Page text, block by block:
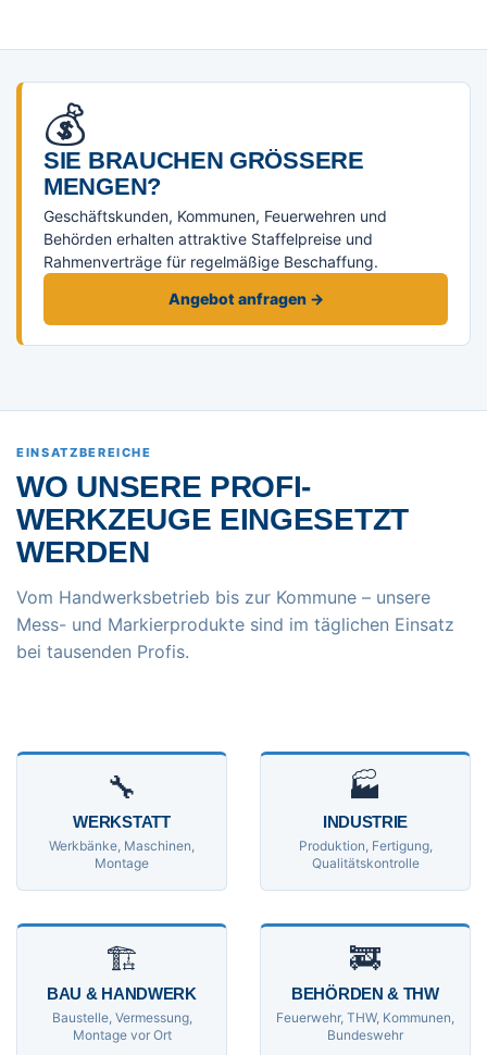
💰
SIE BRAUCHEN GRÖSSERE M
ENGEN?
Geschäftskunden, Kommunen, Feuerwehren und
Behörden erhalten attraktive Staffelpreise und
Rahmenverträge für regelmäßige Beschaffung.
Angebot anfragen →
EINSATZBEREICHE
WO UNSERE PROFI-
WERKZEUGE EINGESETZT
WERDEN
Vom Handwerksbetrieb bis zur Kommune – unsere
Mess- und Markierprodukte sind im täglichen Einsatz
bei tausenden Profis.
🔧
WERKSTATT
Werkbänke, Maschinen,
Montage
🏭
INDUSTRIE
Produktion, Fertigung,
Qualitätskontrolle
🏗
BAU & HANDWERK
Baustelle, Vermessung,
Montage vor Ort
🚒
BEHÖRDEN & THW
Feuerwehr, THW, Kommunen,
Bundeswehr